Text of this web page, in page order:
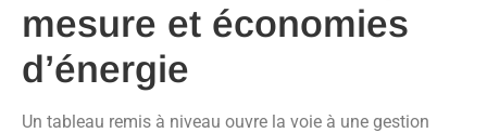
mesure et économies
d’énergie
Un tableau remis à niveau ouvre la voie à une gestion